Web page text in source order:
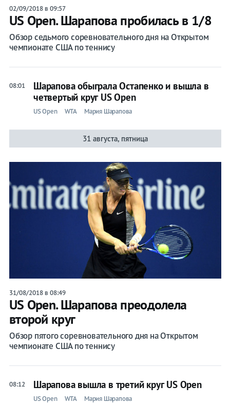
02/09/2018 в 09:57
US Open. Шарапова пробилась в 1/8
Обзор седьмого соревновательного дня на Открытом
чемпионате США по теннису
08:01
Шарапова обыграла Остапенко и вышла в
четвертый круг US Open
US Open WTA Мария Шарапова
31 августа, пятница
31/08/2018 в 08:49
US Open. Шарапова преодолела
второй круг
Обзор пятого соревновательного дня на Открытом
чемпионате США по теннису
08:12 Шарапова вышла в третий круг US Open
US Open WTA Мария Шарапова